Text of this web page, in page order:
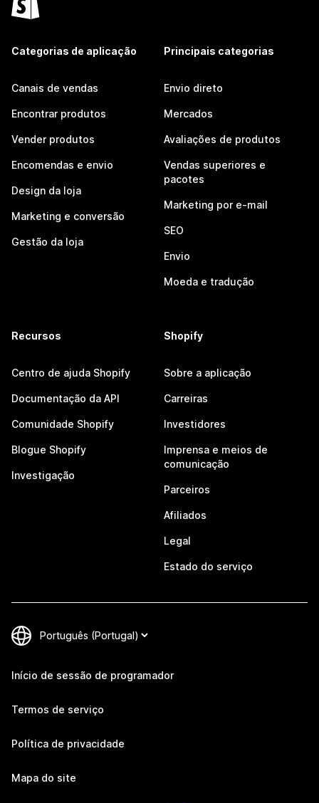
Categorias de aplicação
Canais de vendas
Encontrar produtos
Vender produtos
Encomendas e envio
Design da loja
Marketing e conversão
Gestão da loja
Principais categorias
Envio direto
Mercados
Avaliações de produtos
Vendas superiores e
pacotes
Marketing por e-mail
SEO
Envio
Moeda e tradução
Recursos
Centro de ajuda Shopify
Documentação da API
Comunidade Shopify
Blogue Shopify
Investigação
Shopify
Sobre a aplicação
Carreiras
Investidores
Imprensa e meios de
comunicação
Parceiros
Afiliados
Legal
Estado do serviço
Início de sessão de programador
Termos de serviço
Política de privacidade
Mapa do site